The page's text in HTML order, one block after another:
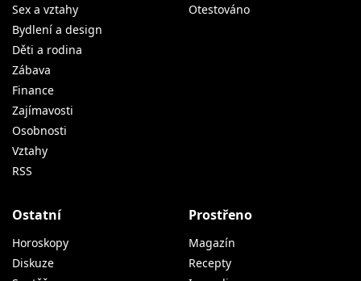
Sex a vztahy
Bydlení a design
Děti a rodina
Zábava
Finance
Zajímavosti
Osobnosti
Vztahy
RSS
Otestováno
Ostatní
Horoskopy
Diskuze
Prostřeno
Magazín
Recepty